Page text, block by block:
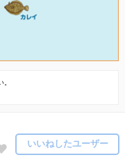
いいねしたユーザー